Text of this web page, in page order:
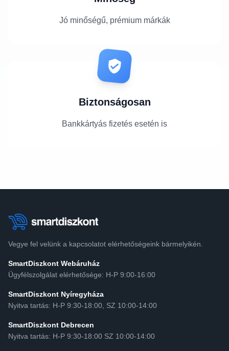
Jó minőségű, prémium márkák
Biztonságosan
Bankkártyás fizetés esetén is
Vegye fel velünk a kapcsolatot elérhetőségeink bármelyikén.
SmartDiszkont Webáruház
Ügyfélszolgálat elérhetősége: H-P 9:00-16:00
SmartDiszkont Nyíregyháza
Nyitva tartás: H-P 9:30-18:00, SZ 10:00-14:00
SmartDiszkont Debrecen
Nyitva tartás: H-P 9:30-18:00 SZ 10:00-14:00